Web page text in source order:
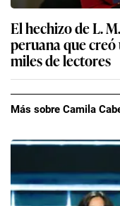
El hechizo de L.
peruana que
miles de lectores
Más sobre Camila